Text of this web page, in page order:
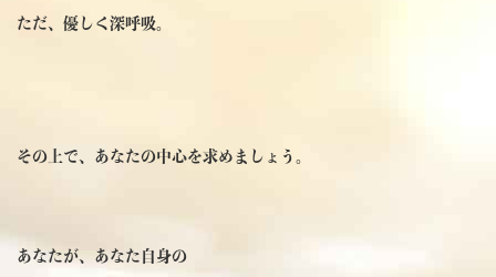
ただ、優しく深呼吸。
その上で、あなたの中心を求めましょう。
あなたが、あなた自身の